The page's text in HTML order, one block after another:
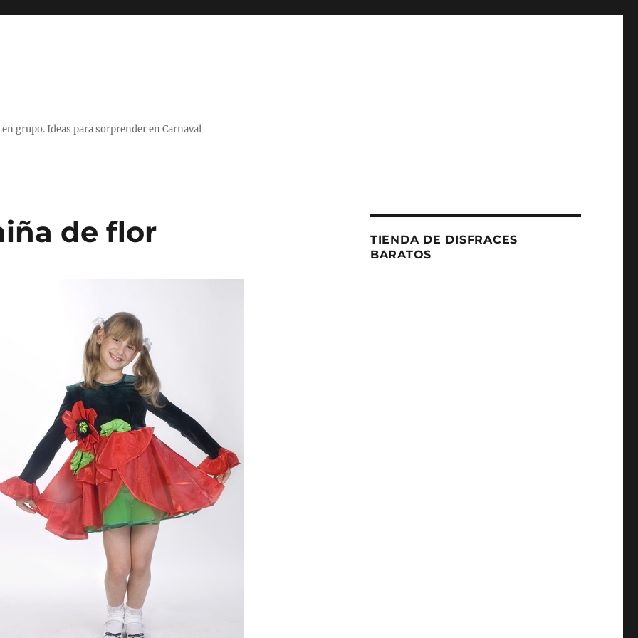
grupo. Ideas para sorprender en Carnaval
de flor
TIENDA DE DISFRACES
BARATOS